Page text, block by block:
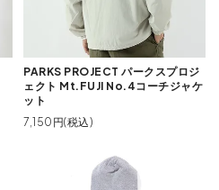
PARKS PROJECT パークスプロジ
ェクト Mt.FUJI No.4コーチジャケ
ット
7,150円(税込)